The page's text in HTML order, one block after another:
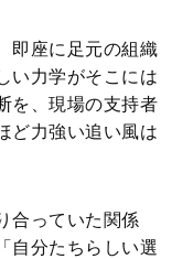
即座に足元の組織
い力学がそこには
を、現場の支持者
ど力強い追い風は
合っていた関係
自分たちらしい選